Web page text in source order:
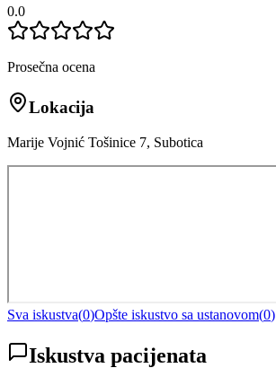
0.0
Prosečna ocena
Lokacija
Marije Vojnić Tošinice 7, Subotica
Sva iskustva(0)Opšte iskustvo sa ustanovom(0)
Iskustva pacijenata